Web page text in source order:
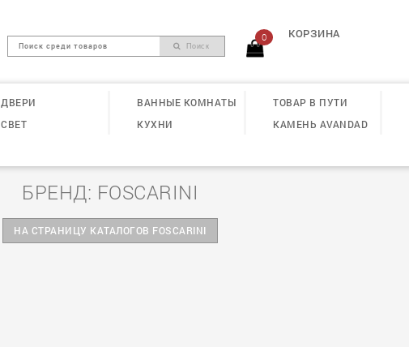
Поиск
0 КОРЗИНА
ДВЕРИ
СВЕТ
ВАННЫЕ КОМНАТЫ
КУХНИ
ТОВАР В ПУТИ
КАМЕНЬ AVANDAD
БРЕНД: FOSCARINI
НА СТРАНИЦУ КАТАЛОГОВ FOSCARINI